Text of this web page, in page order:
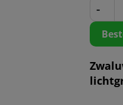
-